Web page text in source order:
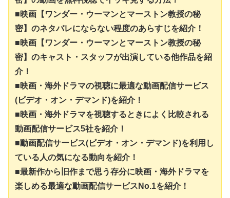
■映画【ワンダー・ウーマンとマーストン教授の秘
密】のネタバレにならない程度のあらすじを紹介！
■映画【ワンダー・ウーマンとマーストン教授の秘
密】のキャスト・スタッフが出演している他作品を紹
介！
■映画・海外ドラマの視聴に最適な動画配信サービス
(ビデオ・オン・デマンド)を紹介！
■映画・海外ドラマを視聴するときによく比較される
動画配信サービス5社を紹介！
■動画配信サービス(ビデオ・オン・デマンド)を利用し
ている人の気になる動向を紹介！
■最新作から旧作まで思う存分に映画・海外ドラマを
楽しめる最適な動画配信サービスNo.1を紹介！